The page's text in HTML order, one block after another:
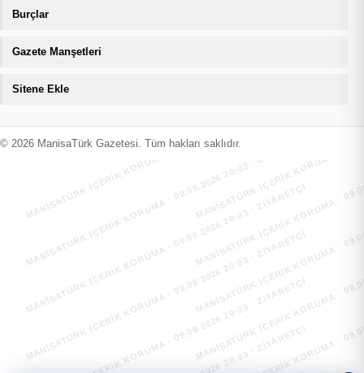
Burçlar
Gazete Manşetleri
Sitene Ekle
© 2026 ManisaTürk Gazetesi. Tüm hakları saklıdır.
MANİSATÜRK İÇERİK KORUMA · 09.08.2026 20:03 · ZIYARETÇI
MANİSATÜRK İÇERİK KORUMA
MANİSATÜRK İÇERİK KORUMA · 09.08.2026 20:03 · ZIYARETÇI
MANİSATÜRK İÇERİK KORUMA
MANİSATÜRK İÇERİK KORUMA · 09.08.2026 20:03 · ZIYARETÇI
MANİSATÜRK İÇERİK KORUMA
MANİSATÜRK İÇERİK KORUMA · 09.08.2026 20:03 · ZIYARETÇI
MANİSATÜRK İÇERİK KORUMA
MANİSATÜRK İÇERİK KORUMA · 09.08.2026 20:03 · ZIYARETÇI
MANİSATÜRK İÇERİK KORUMA